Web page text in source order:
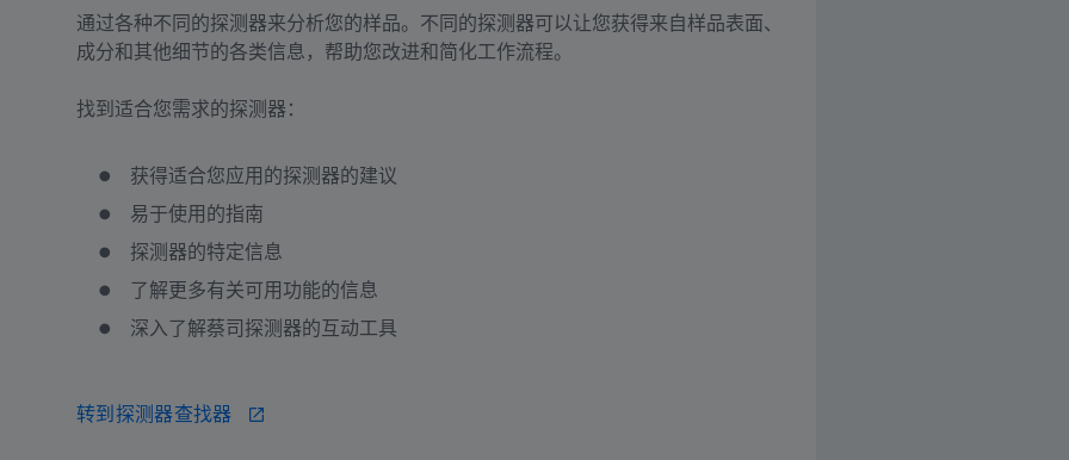
通过各种不同的探测器来分析您的样品。不同的探测器可以让您获得来自样品表面、
成分和其他细节的各类信息，帮助您改进和简化工作流程。
找到适合您需求的探测器：
获得适合您应用的探测器的建议
易于使用的指南
探测器的特定信息
了解更多有关可用功能的信息
深入了解蔡司探测器的互动工具
转到探测器查找器